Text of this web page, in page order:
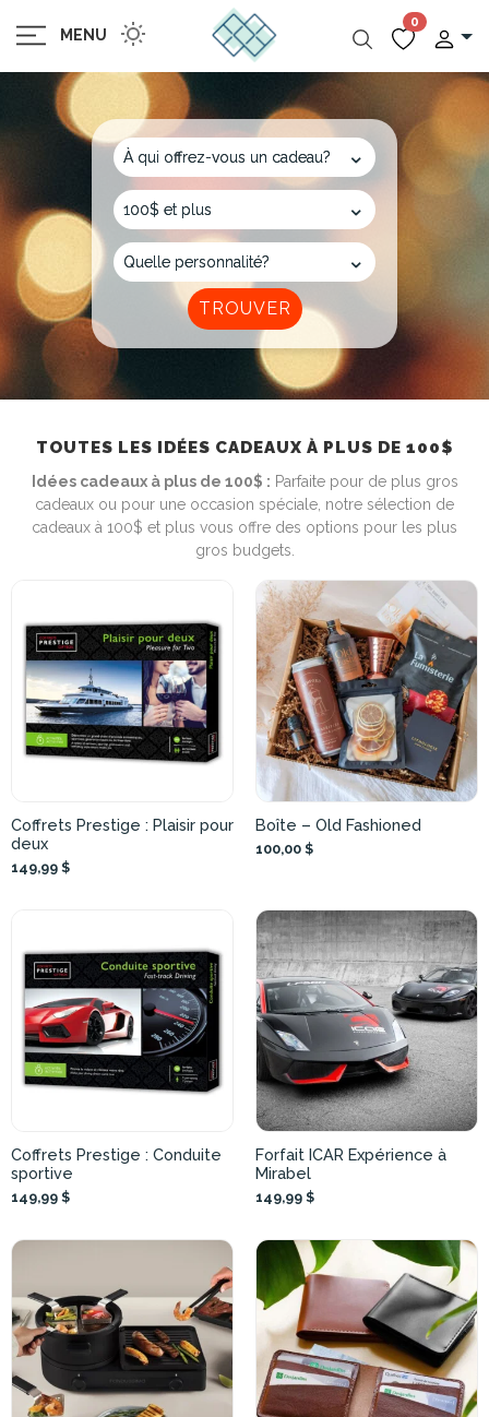
MENU
0
TOUTES LES IDÉES CADEAUX À PLUS DE 100$
Idées cadeaux à plus de 100$ : Parfaite pour de plus gros
cadeaux ou pour une occasion spéciale, notre sélection de
cadeaux à 100$ et plus vous offre des options pour les plus
gros budgets.
Coffrets Prestige : Plaisir pour
deux
149,99 $
Boîte – Old Fashioned
100,00 $
Coffrets Prestige : Conduite
sportive
149,99 $
Forfait ICAR Expérience à
Mirabel
149,99 $